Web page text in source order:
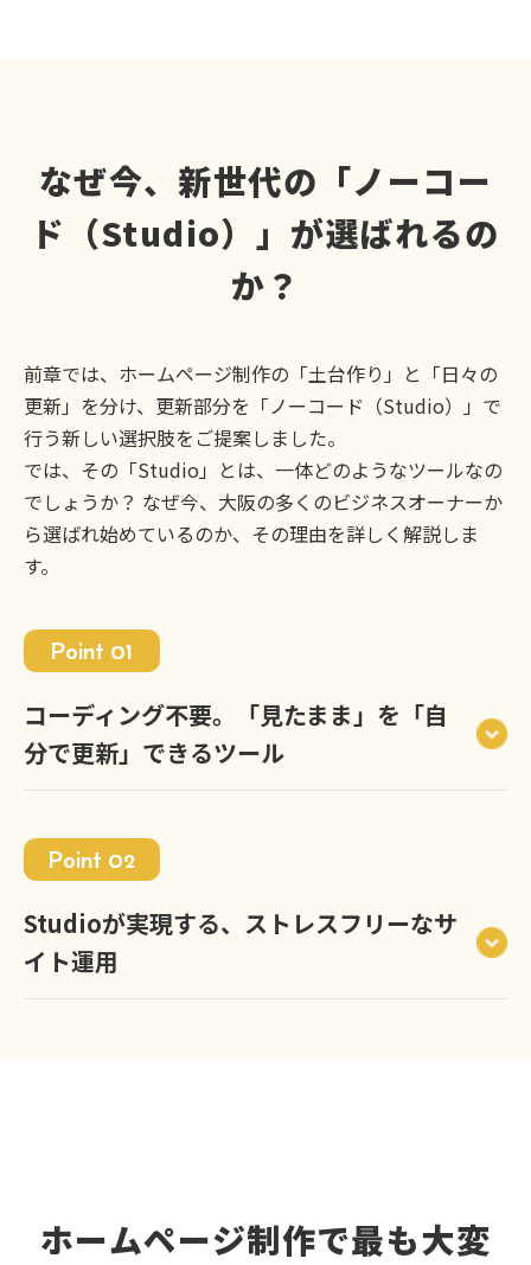
なぜ今、新世代の「ノーコー
ド（Studio）」が選ばれるの
か？
前章では、ホームページ制作の「土台作り」と「日々の
更新」を分け、更新部分を「ノーコード（Studio）」で
行う新しい選択肢をご提案しました。
では、その「Studio」とは、一体どのようなツールなの
でしょうか？ なぜ今、大阪の多くのビジネスオーナーか
ら選ばれ始めているのか、その理由を詳しく解説しま
す。
Point 01
コーディング不要。「見たまま」を「自
分で更新」できるツール
Point 02
Studioが実現する、ストレスフリーなサ
イト運用
ホームページ制作で最も大変